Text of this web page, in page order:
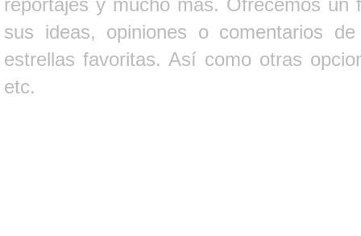
sus ideas, opiniones o comentarios
estrellas favoritas. Así como otras
etc.